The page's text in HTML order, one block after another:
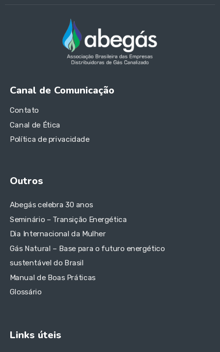
Canal de Comunicação
Contato
Canal de Ética
Política de privacidade
Outros
Abegás celebra 30 anos
Seminário – Transição Energética
Dia Internacional da Mulher
Gás Natural – Base para o futuro energético
sustentável do Brasil
Manual de Boas Práticas
Glossário
Links úteis